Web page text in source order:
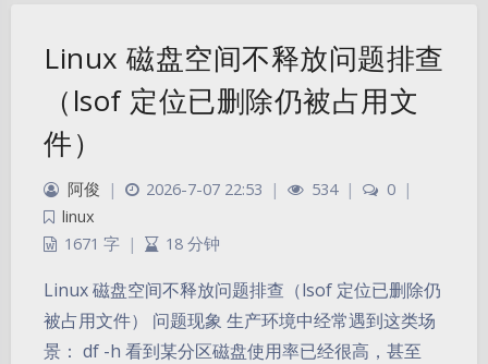
Linux 磁盘空间不释放问题排查
（lsof 定位已删除仍被占用文
件）
阿俊 | 2026-7-07 22:53 | 534 | 0 |
linux
1671 字 | 18 分钟
Linux 磁盘空间不释放问题排查（lsof 定位已删除仍
被占用文件） 问题现象 生产环境中经常遇到这类场
景： df -h 看到某分区磁盘使用率已经很高，甚至